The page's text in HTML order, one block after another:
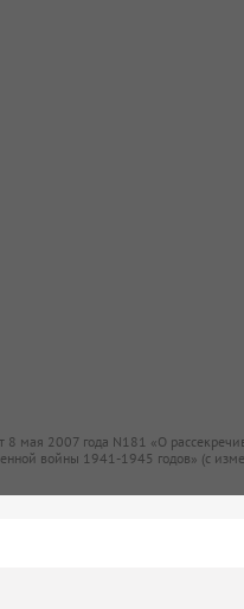
8 мая 2007 года N181 «О
войны 1941-1945 годов» (с